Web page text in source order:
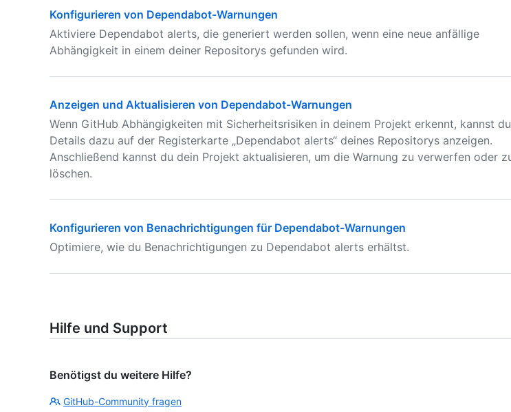
Konfigurieren von Dependabot-Warnungen
Aktiviere Dependabot alerts, die generiert werden sollen, wenn eine neue anfällige
Abhängigkeit in einem deiner Repositorys gefunden wird.
Anzeigen und Aktualisieren von Dependabot-Warnungen
Wenn GitHub Abhängigkeiten mit Sicherheitsrisiken in deinem Projekt erkennt, kannst
Details dazu auf der Registerkarte „Dependabot alerts“ deines Repositorys anzeigen.
Anschließend kannst du dein Projekt aktualisieren, um die Warnung zu verwerfen oder
löschen.
Konfigurieren von Benachrichtigungen für Dependabot-Warnungen
Optimiere, wie du Benachrichtigungen zu Dependabot alerts erhältst.
Hilfe und Support
Benötigst du weitere Hilfe?
GitHub-Community fragen